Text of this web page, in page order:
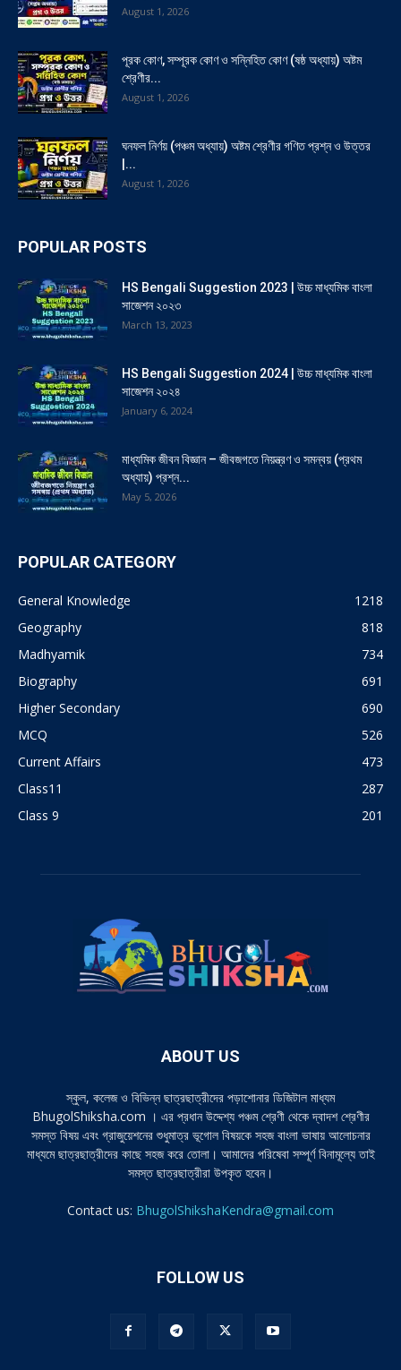
August 1, 2026
পূরক কোণ, সম্পূরক কোণ ও সন্নিহিত কোণ (ষষ্ঠ অধ্যায়) অষ্টম
শ্রেণীর...
August 1, 2026
ঘনফল নির্ণয় (পঞ্চম অধ্যায়) অষ্টম শ্রেণীর গণিত প্রশ্ন ও উত্তর
|...
August 1, 2026
POPULAR POSTS
HS Bengali Suggestion 2023 | উচ্চ মাধ্যমিক বাংলা
সাজেশন ২০২৩
March 13, 2023
HS Bengali Suggestion 2024 | উচ্চ মাধ্যমিক বাংলা
সাজেশন ২০২৪
January 6, 2024
মাধ্যমিক জীবন বিজ্ঞান – জীবজগতে নিয়ন্ত্রণ ও সমন্বয় (প্রথম
অধ্যায়) প্রশ্ন...
May 5, 2026
POPULAR CATEGORY
General Knowledge
1218
Geography
818
Madhyamik
734
Biography
691
Higher Secondary
690
MCQ
526
Current Affairs
473
Class11
287
Class 9
201
ABOUT US
স্কুল, কলেজ ও বিভিন্ন ছাত্রছাত্রীদের পড়াশোনার ডিজিটাল মাধ্যম
BhugolShiksha.com । এর প্রধান উদ্দেশ্য পঞ্চম শ্রেণী থেকে দ্বাদশ শ্রেণীর
সমস্ত বিষয় এবং গ্রাজুয়েশনের শুধুমাত্র ভূগোল বিষয়কে সহজ বাংলা ভাষায় আলোচনার
মাধ্যমে ছাত্রছাত্রীদের কাছে সহজ করে তোলা। আমাদের পরিষেবা সম্পূর্ণ বিনামূল্যে তাই
সমস্ত ছাত্রছাত্রীরা উপকৃত হবেন।
Contact us: BhugolShikshaKendra@gmail.com
FOLLOW US